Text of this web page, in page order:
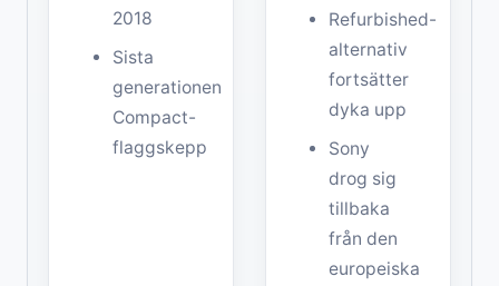
2018
Sista
generationen
Compact-
flaggskepp
Refurbished-
alternativ
fortsätter
dyka upp
Sony
drog sig
tillbaka
från den
europeiska